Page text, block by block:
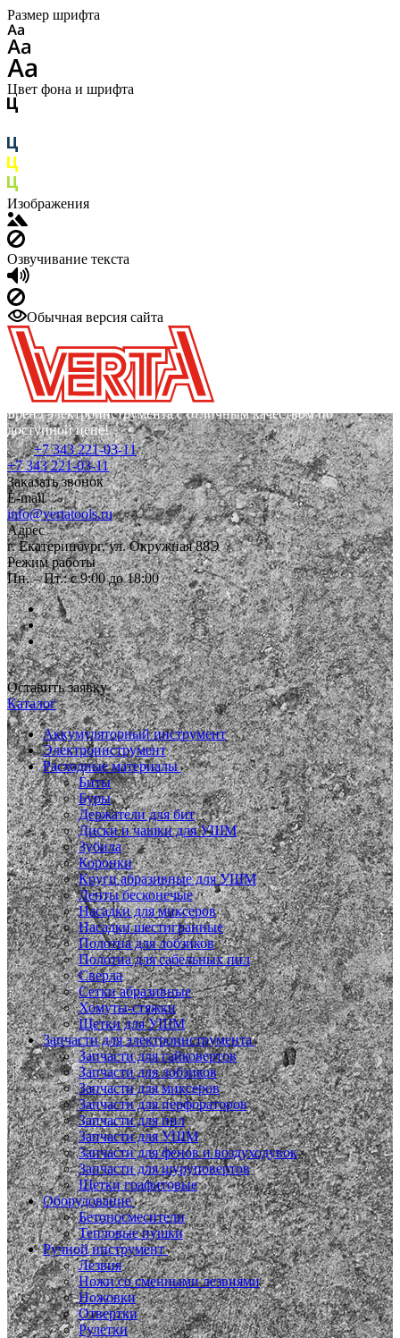
Размер шрифта
Цвет фона и шрифта
Изображения
Озвучивание текста
Обычная версия сайта
Бренд электроинструмента с отличным качеством по
доступной цене!
+7 343 221-03-11
+7 343 221-03-11
Заказать звонок
E-mail
info@vertatools.ru
Адрес
г. Екатеринбург, ул. Окружная 88Э
Режим работы
Пн. – Пт.: с 9:00 до 18:00
Оставить заявку
Каталог
Аккумуляторный инструмент
Электроинструмент
Расходные материалы
Биты
Буры
Держатели для бит
Диски и чашки для УШМ
Зубила
Коронки
Круги абразивные для УШМ
Ленты бесконечые
Насадки для миксеров
Насадки шестигранные
Полотна для лобзиков
Полотна для сабельных пил
Сверла
Сетки абразивные
Хомуты-стяжки
Щетки для УШМ
Запчасти для электроинструмента
Запчасти для гайковертов
Запчасти для лобзиков
Запчасти для миксеров
Запчасти для перфораторов
Запчасти для пил
Запчасти для УШМ
Запчасти для фенов и воздуходувок
Запчасти для шуруповертов
Щетки графитовые
Оборудование
Бетоносмесители
Тепловые пушки
Ручной инструмент
Лезвия
Ножи со сменными лезвиями
Ножовки
Отвертки
Рулетки